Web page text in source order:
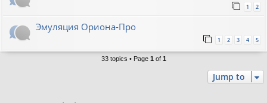
1 2
Эмуляция Ориона-Про
1 2 3 4 5
33 topics • Page 1 of 1
Jump to